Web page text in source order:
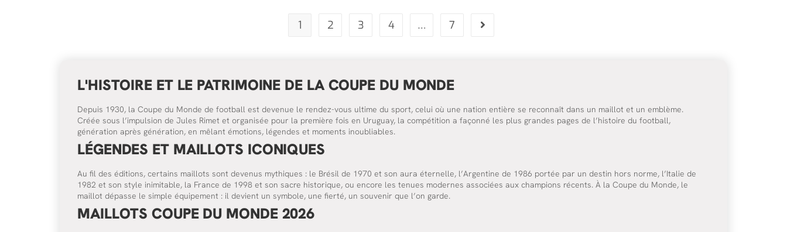
1 2 3 4 … 7
L'HISTOIRE ET LE PATRIMOINE DE LA COUPE DU MONDE
Depuis 1930, la Coupe du Monde de football est devenue le rendez-vous ultime du sport, celui où une nation entière se reconnaît dans un maillot et un emblème.
Créée sous l’impulsion de Jules Rimet et organisée pour la première fois en Uruguay, la compétition a façonné les plus grandes pages de l’histoire du football,
génération après génération, en mêlant émotions, légendes et moments inoubliables.
LÉGENDES ET MAILLOTS ICONIQUES
Au fil des éditions, certains maillots sont devenus mythiques : le Brésil de 1970 et son aura éternelle, l’Argentine de 1986 portée par un destin hors norme, l’Italie de
1982 et son style inimitable, la France de 1998 et son sacre historique, ou encore les tenues modernes associées aux champions récents. À la Coupe du Monde, le
maillot dépasse le simple équipement : il devient un symbole, une fierté, un souvenir que l’on garde.
MAILLOTS COUPE DU MONDE 2026